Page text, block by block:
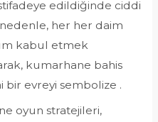
edildiğinde ciddi
her her daim
kabul etmek
kumarhane bahis
bir evreyi sembolize .
oyun stratejileri,